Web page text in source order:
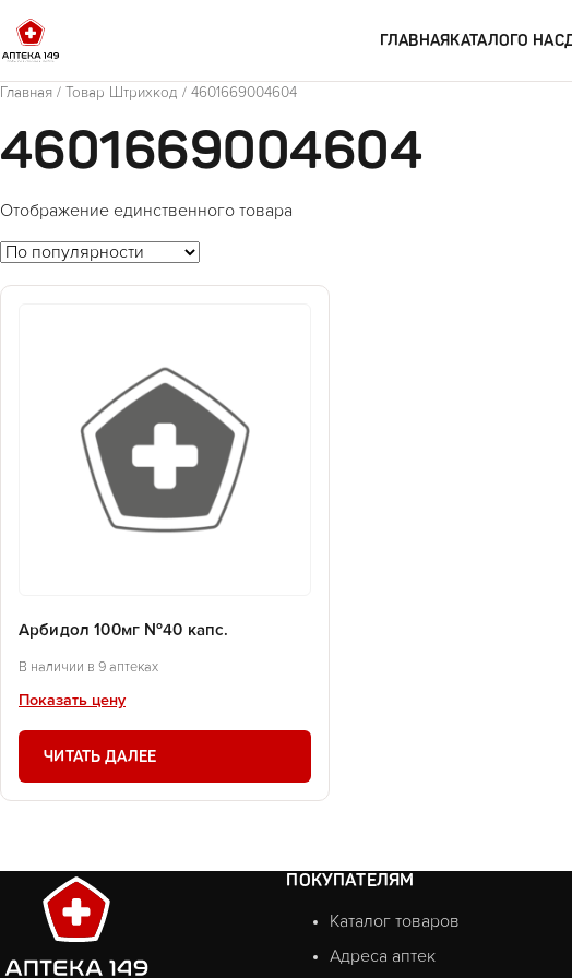
ГЛАВНАЯКАТАЛОГО НАС
Главная / Товар Штрихкод / 4601669004604
4601669004604
Отображение единственного товара
Арбидол 100мг №40 капс.
В наличии в 9 аптеках
Показать цену
ЧИТАТЬ ДАЛЕЕ
ПОКУПАТЕЛЯМ
Каталог товаров
Адреса аптек